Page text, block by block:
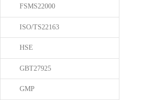
FSMS22000
ISO/TS22163
HSE
GBT27925
GMP